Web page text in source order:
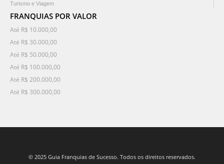
Turismo e Viagem
FRANQUIAS POR VALOR
Até R$ 10.000,00
Até R$ 30.000,00
Até R$ 50.000,00
Até R$ 100.000,00
Até R$ 200.000,00
Até R$ 300.000,00
© 2025 Guia Franquias de Sucesso. Todos os direitos reservados.